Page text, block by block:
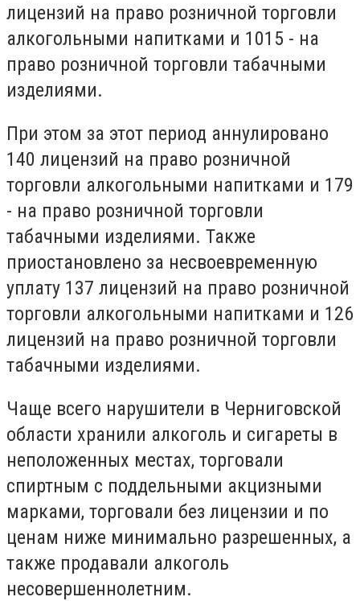
лицензий на право розничной торговли
алкогольными напитками и 1015 - на
право розничной торговли табачными
изделиями.
При этом за этот период аннулировано
140 лицензий на право розничной
торговли алкогольными напитками и 179
- на право розничной торговли
табачными изделиями. Также
приостановлено за несвоевременную
уплату 137 лицензий на право розничной
торговли алкогольными напитками и 126
лицензий на право розничной торговли
табачными изделиями.
Чаще всего нарушители в Черниговской
области хранили алкоголь и сигареты в
неположенных местах, торговали
спиртным с поддельными акцизными
марками, торговали без лицензии и по
ценам ниже минимально разрешенных, а
также продавали алкоголь
несовершеннолетним.